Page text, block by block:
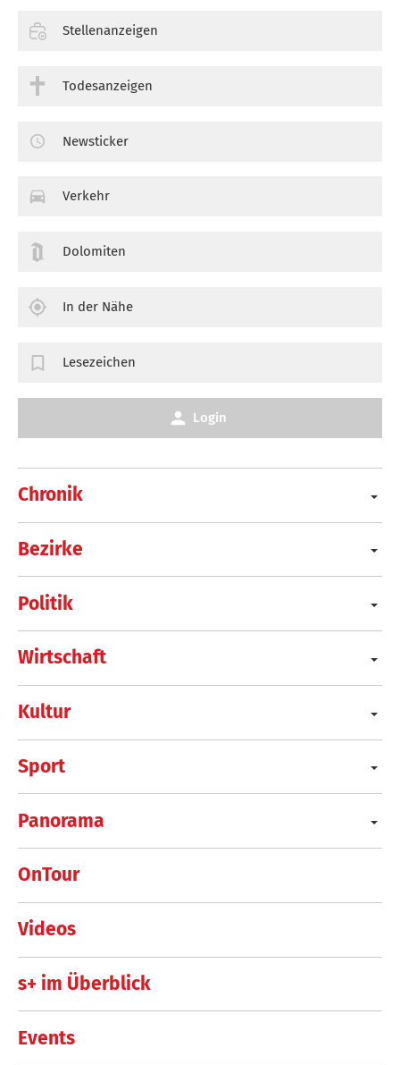
Chronik
Bezirke
Politik
Wirtschaft
Kultur
Sport
Panorama
OnTour
Videos
s+ im Überblick
Events
Stellenanzeigen
Todesanzeigen
Newsticker
Verkehr
Dolomiten
In der Nähe
Lesezeichen
Login